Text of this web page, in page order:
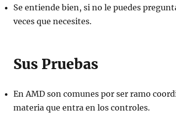
Se entiende bien, si no le puedes
veces que necesites.
Sus Pruebas
En AMD son comunes por ser ramo
materia que entra en los controles.